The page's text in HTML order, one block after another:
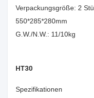
Verpackungsgröße: 2
550*285*280mm
G.W./N.W.: 11/10kg
HT30
Spezifikationen